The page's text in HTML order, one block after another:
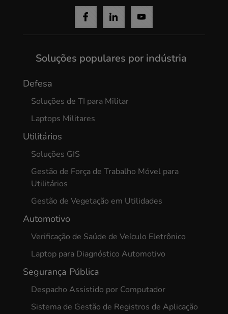
Cancel
Soluções populares por indústria
Defesa
Soluções de TI para Militar
Laptops Militares
Utilitários
Soluções GIS
Gestão de Força de Trabalho Móvel para
Utilitários
Gestão de Vegetação em Utilidades
Automotivo
Verificação de Saúde de Veículo Eletrônico
Laptop para Diagnóstico Automotivo
Segurança Pública
Despacho Assistido por Computador
Sistema de Gestão de Registros de Aplicação